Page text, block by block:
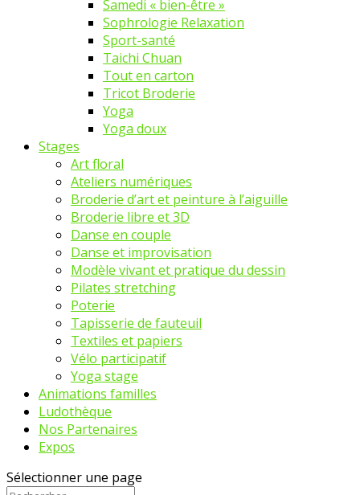
Samedi « bien-être »
Sophrologie Relaxation
Sport-santé
Taichi Chuan
Tout en carton
Tricot Broderie
Yoga
Yoga doux
Stages
Art floral
Ateliers numériques
Broderie d’art et peinture à l’aiguille
Broderie libre et 3D
Danse en couple
Danse et improvisation
Modèle vivant et pratique du dessin
Pilates stretching
Poterie
Tapisserie de fauteuil
Textiles et papiers
Vélo participatif
Yoga stage
Animations familles
Ludothèque
Nos Partenaires
Expos
Sélectionner une page